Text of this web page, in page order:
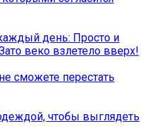
день: Просто и
веко взлетело вверх!
сможете перестать
чтобы выглядеть